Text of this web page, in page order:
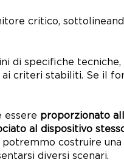
critico,
di specifiche
criteri stabiliti. Se il
essere proporzionato
al dispositivo
potremmo costruire una
diversi scenari.